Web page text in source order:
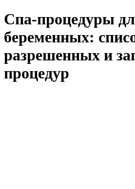
Спа-процедуры
беременных:
разрешенных и
процедур